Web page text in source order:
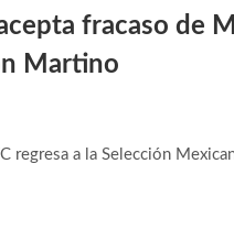
fracaso de
Martino
regresa a la Selección